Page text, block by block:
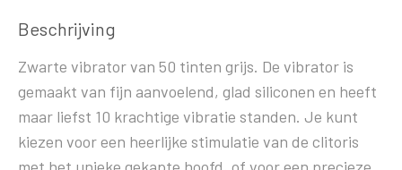
Beschrijving
Zwarte vibrator van 50 tinten grijs. De vibrator is
gemaakt van fijn aanvoelend, glad siliconen en heeft
maar liefst 10 krachtige vibratie standen. Je kunt
kiezen voor een heerlijke stimulatie van de clitoris